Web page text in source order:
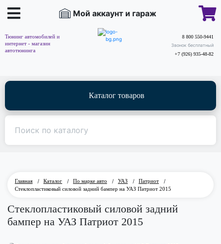
Мой аккаунт и гараж
Тюнинг автомобилей и
интернет - магазин
автотюнинга
8 800 550-9441
Звонок бесплатный
+7 (926) 935-48-82
Каталог товаров
Главная / Каталог / По марке авто / УАЗ / Патриот
/
Стеклопластиковый силовой задний бампер на УАЗ Патриот 2015
Стеклопластиковый силовой задний
бампер на УАЗ Патриот 2015